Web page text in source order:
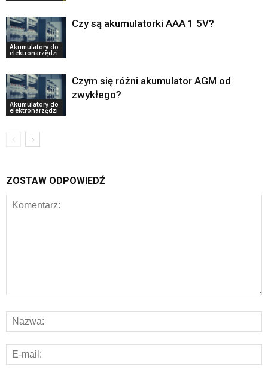
Akumulatory do
elektronarzędzi
Czy są akumulatorki AAA 1 5V?
Akumulatory do
elektronarzędzi
Czym się różni akumulator AGM od
zwykłego?
ZOSTAW ODPOWIEDŹ